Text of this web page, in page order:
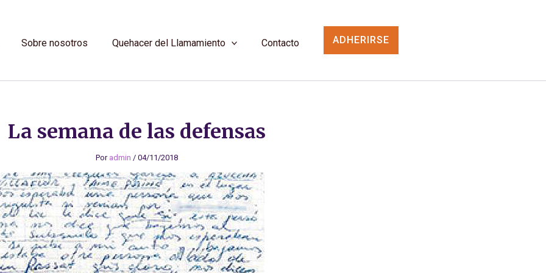
Sobre nosotros Quehacer del Llamamiento Contacto ADHERIRSE
La semana de las defensas
Por admin / 04/11/2018